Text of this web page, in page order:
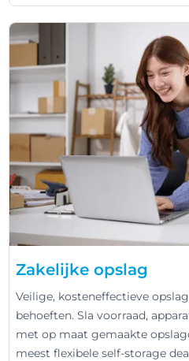
Zakelijke opslag
Veilige, kosteneffectieve
behoeften. Sla voorraad,
met op maat gemaakte
meest flexibele self-storage